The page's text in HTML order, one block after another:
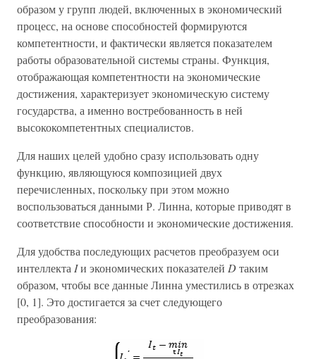
образом у групп людей, включенных в экономический
процесс, на основе способностей формируются
компетентности, и фактически является показателем
работы образовательной системы страны. Функция,
отображающая компетентности на экономические
достижения, характеризует экономическую систему
государства, а именно востребованность в ней
высококомпетентных специалистов.
Для наших целей удобно сразу использовать одну
функцию, являющуюся композицией двух
перечисленных, поскольку при этом можно
воспользоваться данными Р. Линна, которые приводят в
соответствие способности и экономические достижения.
Для удобства последующих расчетов преобразуем оси
интеллекта Iи экономических показателей Dтаким
образом, чтобы все данные Линна уместились в отрезках
[0, 1]. Это достигается за счет следующего
преобразования: